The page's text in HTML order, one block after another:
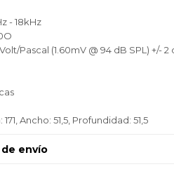
- 18kHz
Pascal (1.60mV @ 94 dB SPL) +/- 2
Ancho: 51,5, Profundidad: 51,5
envío